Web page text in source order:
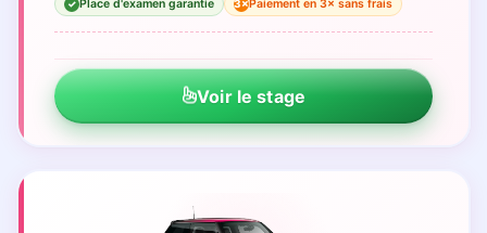
✓ Place d'examen garantie 3×Paiement en 3× sans frais
Voir le stage